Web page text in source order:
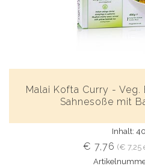
Malai Kofta Curry -
Sahnesoße mit
Inhalt:
€ 7,76 (€ 7,25